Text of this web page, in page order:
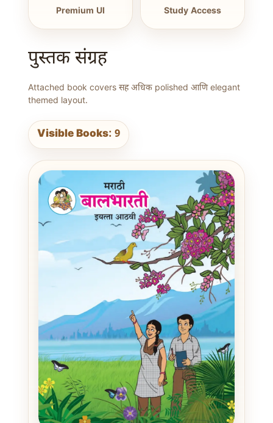
Premium UI Study Access
पुस्तक संग्रह
Attached book covers सह अधिक polished आणि elegant
themed layout.
Visible Books: 9